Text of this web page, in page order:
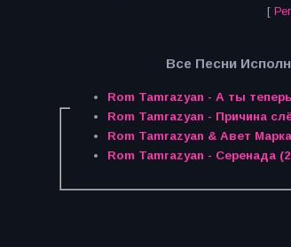
[
Все Песни
Rom Tamrazyan - А ты
Rom Tamrazyan - Причина
Rom Tamrazyan & Авет
Rom Tamrazyan - Серенада